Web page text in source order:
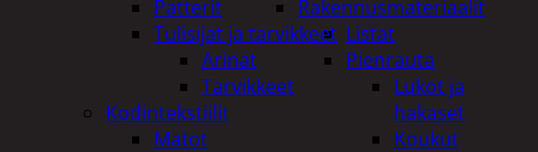
Rakennusmateriaalit
Listat
Pienrauta
Lukot ja
hakaset
Koukut
Patterit
Tulisijat ja tarvikkeet
Arinat
Tarvikkeet
Kodintekstiilit
Matot